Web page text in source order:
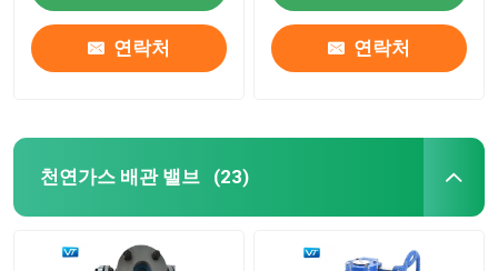
연락처 연락처
천연가스 배관 밸브 (23)